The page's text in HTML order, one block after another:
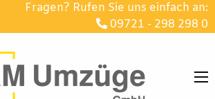
Fragen? Rufen Sie uns einfach an:
09721 - 298 298 0